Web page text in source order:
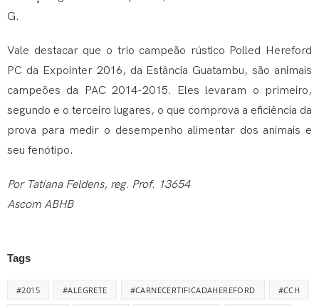
G.
Vale destacar que o trio campeão rústico Polled Hereford
PC da Expointer 2016, da Estância Guatambu, são animais
campeões da PAC 2014-2015. Eles levaram o primeiro,
segundo e o terceiro lugares, o que comprova a eficiência da
prova para medir o desempenho alimentar dos animais e
seu fenótipo.
Por Tatiana Feldens, reg. Prof. 13654
Ascom ABHB
Tags
#2015 #ALEGRETE #CARNECERTIFICADAHEREFORD #CCH